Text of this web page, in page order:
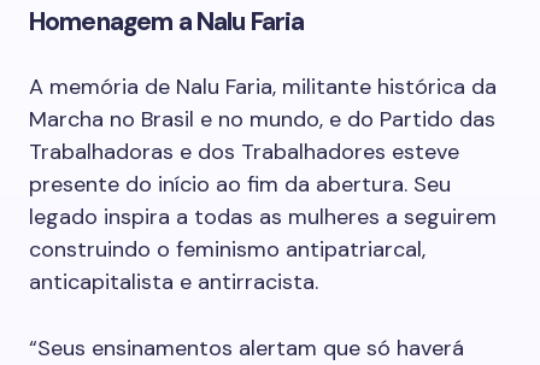
Homenagem a Nalu Faria
A memória de Nalu Faria, militante histórica da
Marcha no Brasil e no mundo, e do Partido das
Trabalhadoras e dos Trabalhadores esteve
presente do início ao fim da abertura. Seu
legado inspira a todas as mulheres a seguirem
construindo o feminismo antipatriarcal,
anticapitalista e antirracista.
“Seus ensinamentos alertam que só haverá